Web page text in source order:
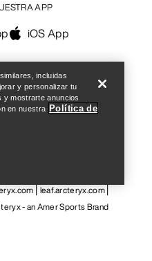
SOCIALES
APP
iOS App
personales
leaf.arcteryx.com
- an Amer Sports Brand
incluidas
y personalizar tu
y mostrarte anuncios
en nuestra Política de